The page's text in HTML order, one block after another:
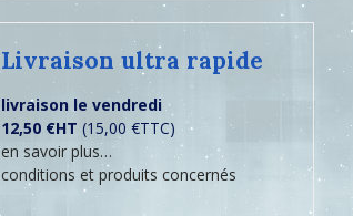
Livraison ultra rapide
livraison le vendredi
12,50 €HT (15,00 €TTC)
en savoir plus…
conditions et produits concernés